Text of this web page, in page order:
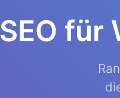
SEO für